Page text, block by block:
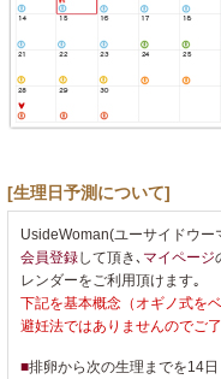
[生理日予測について]
UsideWoman(ユーサイドウー
会員登録して頂き､ マイページ
レンダーをご利用頂けます｡
下記を基本概念（オギノ式を
避妊法ではありませんのでご
■排卵から次の生理までを14